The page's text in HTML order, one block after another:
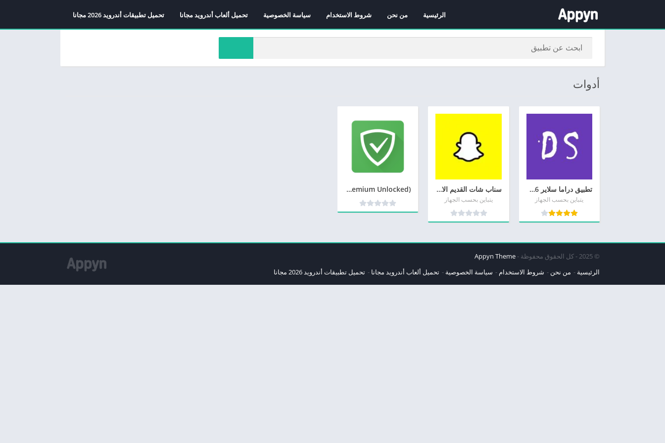
الرئيسية من نحن شروط الاستخدام سياسة الخصوصية تحميل ألعاب أندرويد مجانا تحميل تطبيقات أندرويد 2026 مجانا
أدوات
تطبيق دراما سلاير 2026
يتباين بحسب الجهاز
سناب شات القديم الاصفر
يتباين بحسب الجهاز
AdGuard Premium v4.1.82 MOD APK (Premium Unlocked)
© 2025 - كل الحقوق محفوظة -
Appyn Theme
الرئيسية
من نحن شروط الاستخدام سياسة الخصوصية تحميل ألعاب أندرويد مجانا تحميل تطبيقات أندرويد 2026 مجانا